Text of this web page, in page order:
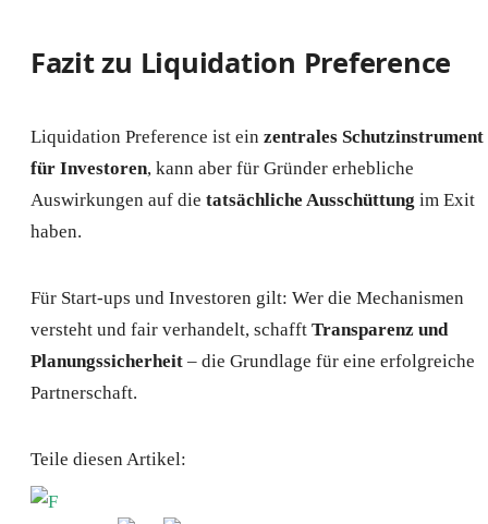
Fazit zu Liquidation Preference
Liquidation Preference ist ein zentrales Schutzinstrument
für Investoren, kann aber für Gründer erhebliche
Auswirkungen auf die tatsächliche Ausschüttung im Exit
haben.
Für Start-ups und Investoren gilt: Wer die Mechanismen
versteht und fair verhandelt, schafft Transparenz und
Planungssicherheit – die Grundlage für eine erfolgreiche
Partnerschaft.
Teile diesen Artikel: